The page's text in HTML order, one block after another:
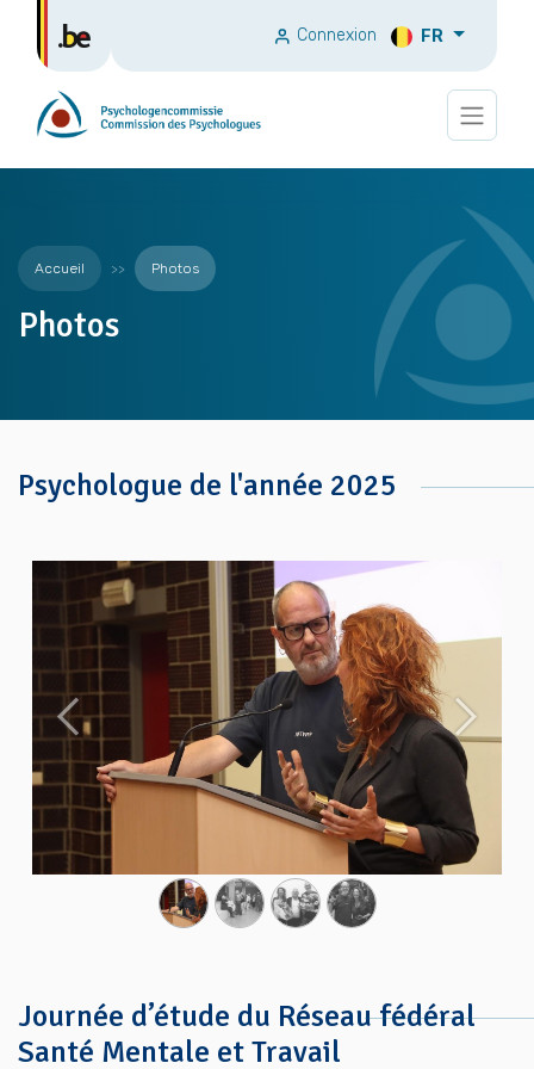
Connexion FR
Accueil Photos
Photos
Psychologue de l'année 2025
Précédent Suivant
Journée d’étude du Réseau fédéral
Santé Mentale et Travail